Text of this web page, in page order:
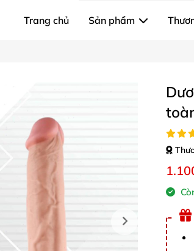
Trang chủ Sản phẩm